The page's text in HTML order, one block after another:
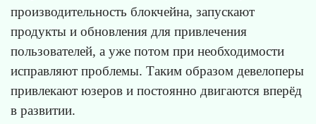
производительность блокчейна, запускают
продукты и обновления для привлечения
пользователей, а уже потом при необходимости
исправляют проблемы. Таким образом девелоперы
привлекают юзеров и постоянно двигаются вперёд
в развитии.